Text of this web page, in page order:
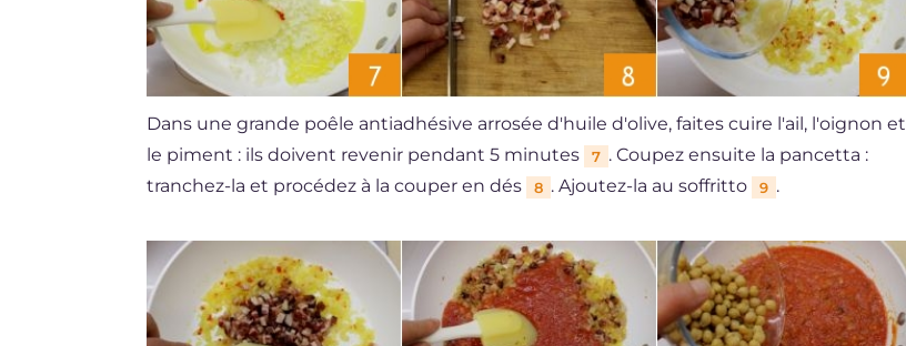
Dans une grande poêle antiadhésive arrosée d'huile d'olive, faites cuire l'ail, l'oignon et
le piment : ils doivent revenir pendant 5 minutes
7 . Coupez ensuite la pancetta :
tranchez-la et procédez à la couper en dés
8 . Ajoutez-la au soffritto 9 .